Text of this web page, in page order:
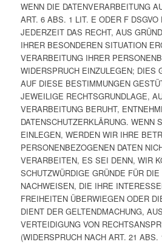
WENN DIE DATENVERARBEITUNG
ART. 6 ABS. 1 LIT. E ODER F DSGVO
JEDERZEIT DAS RECHT, AUS
IHRER BESONDEREN SITUATION
VERARBEITUNG IHRER
WIDERSPRUCH EINZULEGEN; DIES
AUF DIESE BESTIMMUNGEN
JEWEILIGE RECHTSGRUNDLAGE,
VERARBEITUNG BERUHT,
DATENSCHUTZERKLÄRUNG. WENN
EINLEGEN, WERDEN WIR IHRE
PERSONENBEZOGENEN DATEN
VERARBEITEN, ES SEI DENN, WIR
SCHUTZWÜRDIGE GRÜNDE FÜR
NACHWEISEN, DIE IHRE
FREIHEITEN ÜBERWIEGEN ODER
DIENT DER GELTENDMACHUNG,
VERTEIDIGUNG VON
(WIDERSPRUCH NACH ART. 21 ABS.